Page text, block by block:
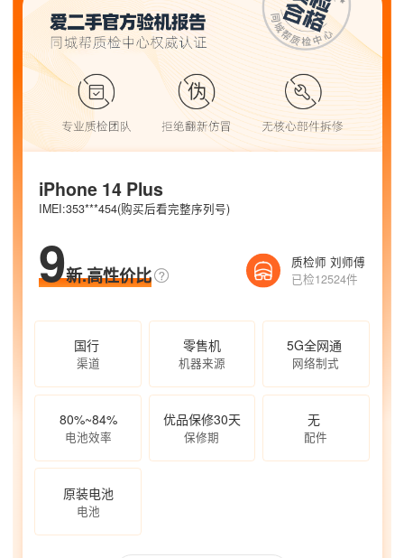
iPhone 14 Plus
IMEI:353***454(购买后看完整序列号)
9新.高性价比
质检师 刘师傅
已检12524件
国行
渠道
零售机
机器来源
5G全网通
网络制式
80%~84%
电池效率
优品保修30天
保修期
无
配件
原装电池
电池